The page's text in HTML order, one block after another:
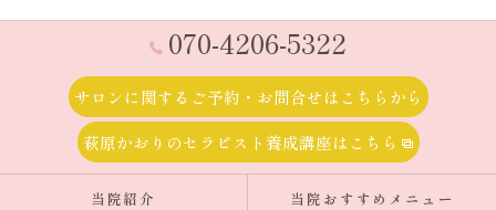
070-4206-5322
サロンに関するご予約・お問合せはこちらから
萩原かおりのセラピスト養成講座はこちら
当院紹介 当院おすすめメニュー